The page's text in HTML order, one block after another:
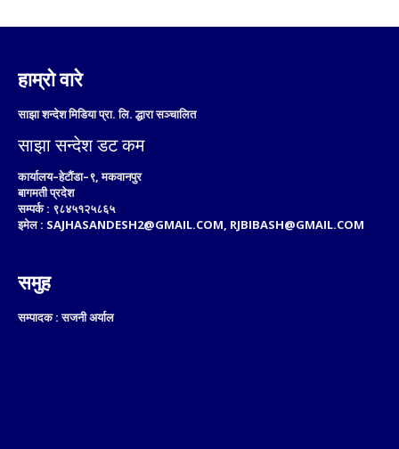
हाम्रो वारे
साझा शन्देश मिडिया प्रा. लि. द्धारा सञ्चालित
साझा सन्देश डट कम
कार्यालय–हेटौंडा–९, मकवानपुर
बागमती प्रदेश
सम्पर्क : ९८४५१२५८६५
इमेल : SAJHASANDESH2@GMAIL.COM, RJBIBASH@GMAIL.COM
समुह
सम्पादक : सजनी अर्याल